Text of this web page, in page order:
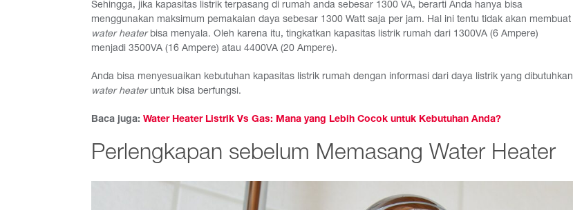
Sehingga, jika kapasitas listrik terpasang di rumah anda sebesar 1300 VA, berarti Anda hanya bisa
menggunakan maksimum pemakaian daya sebesar 1300 Watt saja per jam. Hal ini tentu tidak akan membuat
water heaterbisa menyala. Oleh karena itu, tingkatkan kapasitas listrik rumah dari 1300VA (6 Ampere)
menjadi 3500VA (16 Ampere) atau 4400VA (20 Ampere).
Anda bisa menyesuaikan kebutuhan kapasitas listrik rumah dengan informasi dari daya listrik yang dibutuhkan
water heateruntuk bisa berfungsi.
Baca juga: Water Heater Listrik Vs Gas: Mana yang Lebih Cocok untuk Kebutuhan Anda?
Perlengkapan sebelum Memasang Water Heater